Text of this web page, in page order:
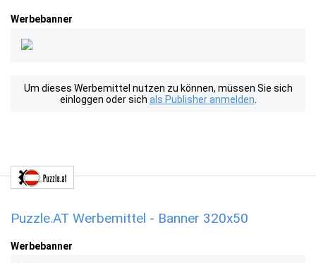
Werbebanner
Um dieses Werbemittel nutzen zu können, müssen Sie sich
einloggen oder sich als Publisher anmelden
Puzzle.AT Werbemittel - Banner 320x50
Werbebanner